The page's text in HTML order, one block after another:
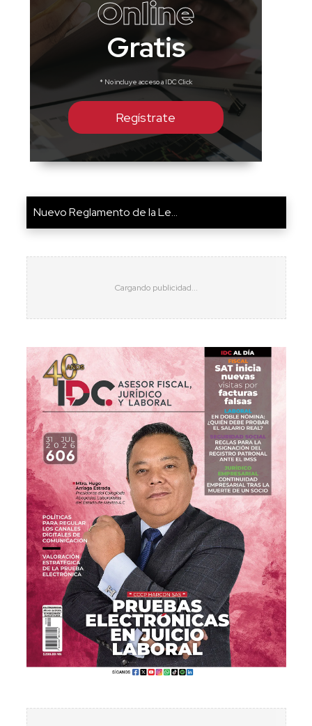
Online
Gratis
* No incluye acceso a IDC Click
Regístrate
Nuevo Reglamento de la Le...